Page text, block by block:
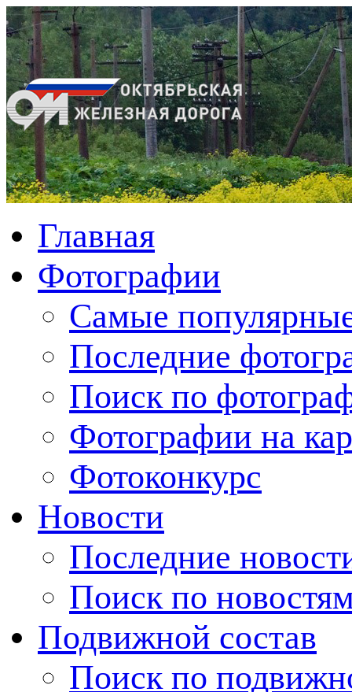
Главная
Фотографии
Cамые
Последние
Поиск по
Фотографии на
Фотоконкурс
Новости
Последние
Поиск по
Подвижной состав
Поиск по